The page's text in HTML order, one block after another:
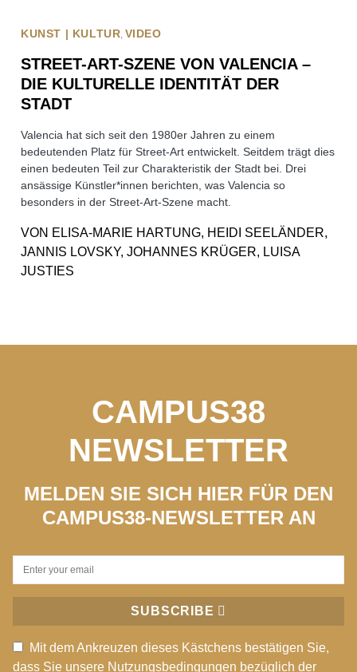
KUNST | KULTUR VIDEO
STREET-ART-SZENE VON VALENCIA –
DIE KULTURELLE IDENTITÄT DER
STADT
Valencia hat sich seit den 1980er Jahren zu einem
bedeutenden Platz für Street-Art entwickelt. Seitdem trägt dies
einen bedeuten Teil zur Charakteristik der Stadt bei. Drei
ansässige Künstler*innen berichten, was Valencia so
besonders in der Street-Art-Szene macht.
VON ELISA-MARIE HARTUNG, HEIDI SEELÄNDER,
JANNIS LOVSKY, JOHANNES KRÜGER, LUISA
JUSTIES
CAMPUS38
NEWSLETTER
MELDEN SIE SICH HIER FÜR DEN
CAMPUS38-NEWSLETTER AN
SUBSCRIBE
Mit dem Ankreuzen dieses Kästchens bestätigen Sie,
dass Sie unsere Nutzungsbedingungen bezüglich der